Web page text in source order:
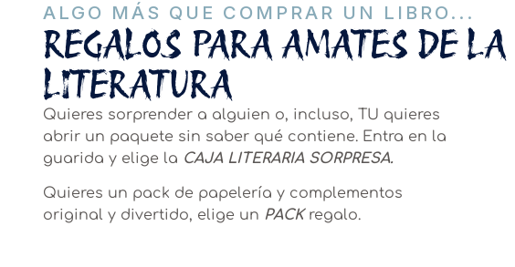
ALGO MÁS QUE COMPRAR UN LIBRO...
REGALOS PARA AMATES DE LA
LITERATURA
Quieres sorprender a alguien o, incluso, TU quieres
abrir un paquete sin saber qué contiene. Entra en la
guarida y elige la CAJA LITERARIA SORPRESA.
Quieres un pack de papelería y complementos
original y divertido, elige un PACK regalo.